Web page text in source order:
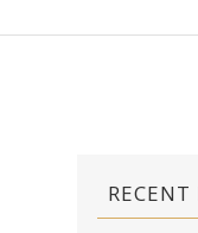
RECENT